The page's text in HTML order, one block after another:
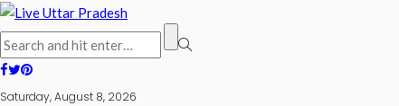
Saturday, August 8, 2026